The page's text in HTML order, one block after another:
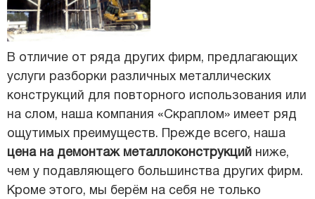
В отличие от ряда других фирм, предлагающих
услуги разборки различных металлических
конструкций для повторного использования или
на слом, наша компания «Скраплом» имеет ряд
ощутимых преимуществ. Прежде всего, наша
цена на демонтаж металлоконструкций ниже,
чем у подавляющего большинства других фирм.
Кроме этого, мы берём на себя не только